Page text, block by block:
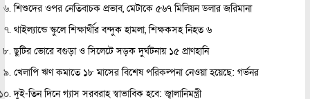
শিশুদের ওপর নেতিবাচক প্রভাব, মেটাকে ৫৬৭ মিলিয়ন ডলার জরিমানা
থাইল্যান্ডে স্কুলে শিক্ষার্থীর বন্দুক হামলা, শিক্ষকসহ নিহত ৬
ছুটির ভোরে বগুড়া ও সিলেটে সড়ক দুর্ঘটনায় ১৫ প্রাণহানি
খেলাপি ঋণ কমাতে ১৮ মাসের বিশেষ পরিকল্পনা নেওয়া হয়েছে: গর্ভনর
দুই-তিন দিনে গ্যাস সরবরাহ স্বাভাবিক হবে: জ্বালানিমন্ত্রী